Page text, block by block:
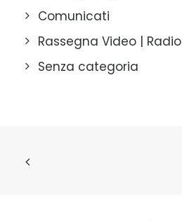
Comunicati
Rassegna Video | Radio
Senza categoria